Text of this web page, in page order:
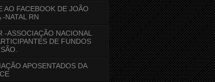
AO FACEBOOK DE JOÃO
-NATAL RN
-ASSOCIAÇÃO NACIONAL
DE FUNDOS
APOSENTADOS DA